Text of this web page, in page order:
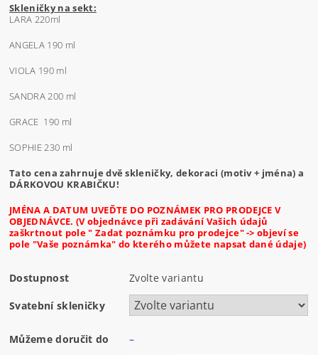
Skleničky na sekt:
LARA 220ml
ANGELA 190 ml
VIOLA 190 ml
SANDRA 200 ml
GRACE 190 ml
SOPHIE 230 ml
Tato cena zahrnuje dvě skleničky, dekoraci (motiv + jména) a
DÁRKOVOU KRABIČKU!
JMÉNA A DATUM UVEĎTE DO POZNÁMEK PRO PRODEJCE V
OBJEDNÁVCE. (V objednávce při zadávání Vašich údajů
zaškrtnout pole " Zadat poznámku pro prodejce" -> objeví se
pole "Vaše poznámka" do kterého můžete napsat dané údaje)
Dostupnost Zvolte variantu
Svatební skleničky
Můžeme doručit do –